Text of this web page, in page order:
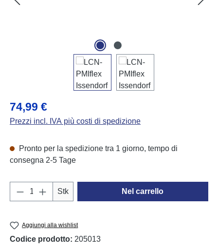
Prezzo normale:
74,99 €
Prezzi incl. IVA più costi di spedizione
Pronto per la spedizione tra 1 giorno, tempo di
consegna 2-5 Tage
Quantità del prodotto: inserisci la quantità
Stk Nel carrello
Aggiungi alla wishlist
Codice prodotto: 205013